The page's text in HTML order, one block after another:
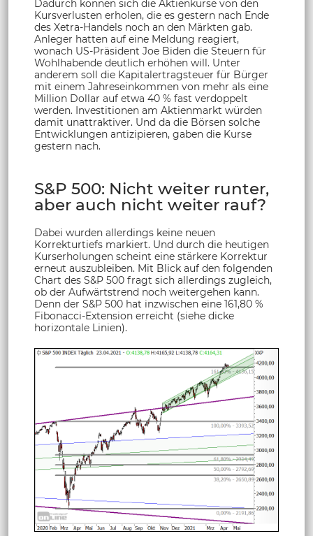
Dadurch können sich die Aktienkurse von den
Kursverlusten erholen, die es gestern nach Ende
des Xetra-Handels noch an den Märkten gab.
Anleger hatten auf eine Meldung reagiert,
wonach US-Präsident Joe Biden die Steuern für
Wohlhabende deutlich erhöhen will. Unter
anderem soll die Kapitalertragsteuer für Bürger
mit einem Jahreseinkommen von mehr als eine
Million Dollar auf etwa 40 % fast verdoppelt
werden. Investitionen am Aktienmarkt würden
damit unattraktiver. Und da die Börsen solche
Entwicklungen antizipieren, gaben die Kurse
gestern nach.
S&P 500: Nicht weiter runter,
aber auch nicht weiter rauf?
Dabei wurden allerdings keine neuen
Korrekturtiefs markiert. Und durch die heutigen
Kurserholungen scheint eine stärkere Korrektur
erneut auszubleiben. Mit Blick auf den folgenden
Chart des S&P 500 fragt sich allerdings zugleich,
ob der Aufwärtstrend noch weitergehen kann.
Denn der S&P 500 hat inzwischen eine 161,80 %
Fibonacci-Extension erreicht (siehe dicke
horizontale Linien).